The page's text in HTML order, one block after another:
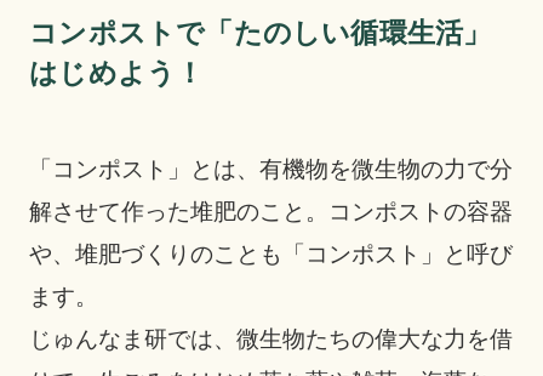
コンポストで「たのしい循環生活」
はじめよう！
「コンポスト」とは、有機物を微生物の力で分
解させて作った堆肥のこと。コンポストの容器
や、堆肥づくりのことも「コンポスト」と呼び
ます。
じゅんなま研では、微生物たちの偉大な力を借